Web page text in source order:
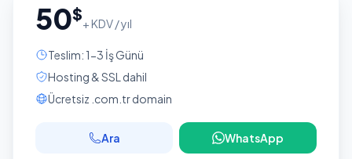
50$+ KDV / yıl
Teslim: 1-3 İş Günü
Hosting & SSL dahil
Ücretsiz .com.tr domain
Ara WhatsApp